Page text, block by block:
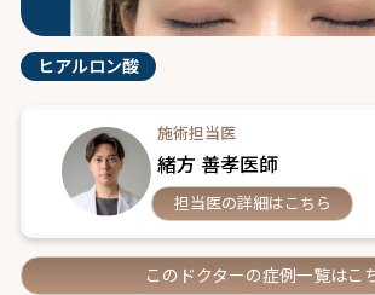
ヒアルロン酸
施術担当医
緒方 善孝医師
担当医の詳細はこちら
このドクターの症例一覧はこ